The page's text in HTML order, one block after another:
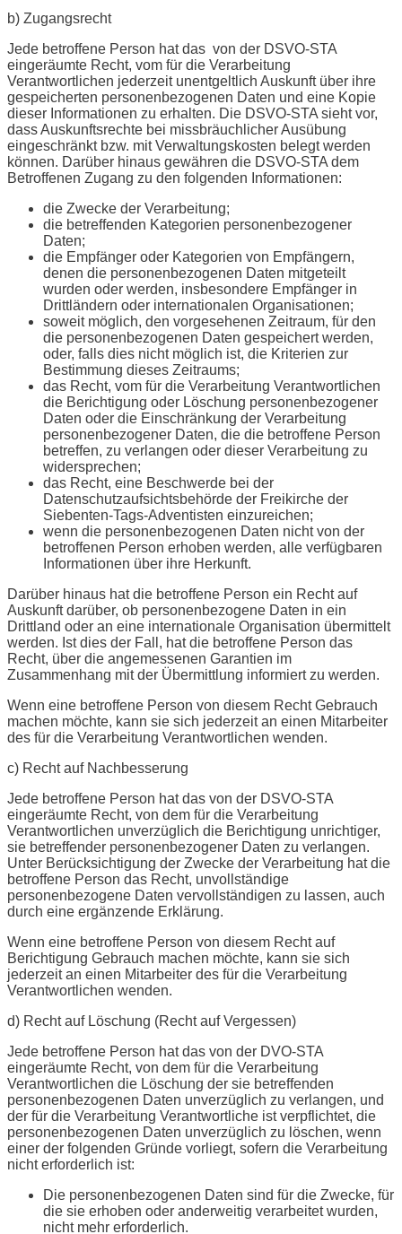
b) Zugangsrecht
Jede betroffene Person hat das von der DSVO-STA
eingeräumte Recht, vom für die Verarbeitung
Verantwortlichen jederzeit unentgeltlich Auskunft über ihre
gespeicherten personenbezogenen Daten und eine Kopie
dieser Informationen zu erhalten. Die DSVO-STA sieht vor,
dass Auskunftsrechte bei missbräuchlicher Ausübung
eingeschränkt bzw. mit Verwaltungskosten belegt werden
können. Darüber hinaus gewähren die DSVO-STA dem
Betroffenen Zugang zu den folgenden Informationen:
die Zwecke der Verarbeitung;
die betreffenden Kategorien personenbezogener
Daten;
die Empfänger oder Kategorien von Empfängern,
denen die personenbezogenen Daten mitgeteilt
wurden oder werden, insbesondere Empfänger in
Drittländern oder internationalen Organisationen;
soweit möglich, den vorgesehenen Zeitraum, für den
die personenbezogenen Daten gespeichert werden,
oder, falls dies nicht möglich ist, die Kriterien zur
Bestimmung dieses Zeitraums;
das Recht, vom für die Verarbeitung Verantwortlichen
die Berichtigung oder Löschung personenbezogener
Daten oder die Einschränkung der Verarbeitung
personenbezogener Daten, die die betroffene Person
betreffen, zu verlangen oder dieser Verarbeitung zu
widersprechen;
das Recht, eine Beschwerde bei der
Datenschutzaufsichtsbehörde der Freikirche der
Siebenten-Tags-Adventisten einzureichen;
wenn die personenbezogenen Daten nicht von der
betroffenen Person erhoben werden, alle verfügbaren
Informationen über ihre Herkunft.
Darüber hinaus hat die betroffene Person ein Recht auf
Auskunft darüber, ob personenbezogene Daten in ein
Drittland oder an eine internationale Organisation übermittelt
werden. Ist dies der Fall, hat die betroffene Person das
Recht, über die angemessenen Garantien im
Zusammenhang mit der Übermittlung informiert zu werden.
Wenn eine betroffene Person von diesem Recht Gebrauch
machen möchte, kann sie sich jederzeit an einen Mitarbeiter
des für die Verarbeitung Verantwortlichen wenden.
c) Recht auf Nachbesserung
Jede betroffene Person hat das von der DSVO-STA
eingeräumte Recht, von dem für die Verarbeitung
Verantwortlichen unverzüglich die Berichtigung unrichtiger,
sie betreffender personenbezogener Daten zu verlangen.
Unter Berücksichtigung der Zwecke der Verarbeitung hat die
betroffene Person das Recht, unvollständige
personenbezogene Daten vervollständigen zu lassen, auch
durch eine ergänzende Erklärung.
Wenn eine betroffene Person von diesem Recht auf
Berichtigung Gebrauch machen möchte, kann sie sich
jederzeit an einen Mitarbeiter des für die Verarbeitung
Verantwortlichen wenden.
d) Recht auf Löschung (Recht auf Vergessen)
Jede betroffene Person hat das von der DVO-STA
eingeräumte Recht, von dem für die Verarbeitung
Verantwortlichen die Löschung der sie betreffenden
personenbezogenen Daten unverzüglich zu verlangen, und
der für die Verarbeitung Verantwortliche ist verpflichtet, die
personenbezogenen Daten unverzüglich zu löschen, wenn
einer der folgenden Gründe vorliegt, sofern die Verarbeitung
nicht erforderlich ist:
Die personenbezogenen Daten sind für die Zwecke, für
die sie erhoben oder anderweitig verarbeitet wurden,
nicht mehr erforderlich.